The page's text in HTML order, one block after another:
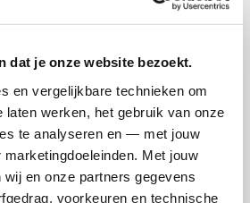
dat je onze website bezoekt.
en vergelijkbare technieken om
laten werken, het gebruik van onze
te analyseren en — met jouw
Met jouw
en onze partners gegevens
voorkeuren en technische
Streefbedrag
badges